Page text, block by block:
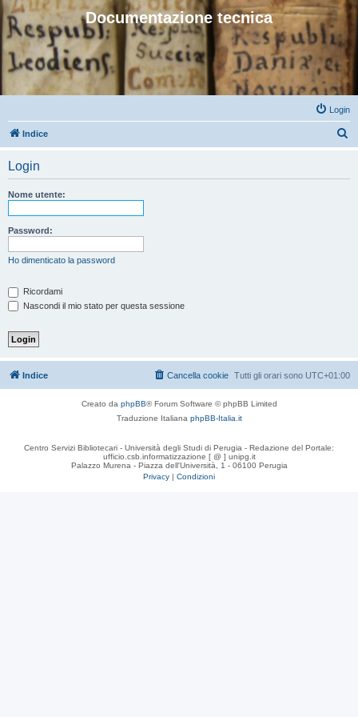
Documentazione tecnica
Login
Indice
Login
Nome utente:
Password:
Ho dimenticato la password
Ricordami
Nascondi il mio stato per questa sessione
Indice Tutti gli orari sono UTC+01:00
Cancella cookie
Creato da phpBB® Forum Software © phpBB Limited
Traduzione Italiana phpBB-Italia.it
Centro Servizi Bibliotecari - Università degli Studi di Perugia - Redazione del Portale:
ufficio.csb.informatizzazione [ @ ] unipg.it
Palazzo Murena - Piazza dell'Università, 1 - 06100 Perugia
Privacy | Condizioni